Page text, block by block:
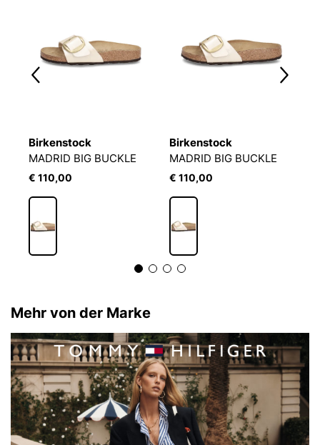
Birkenstock
MADRID BIG BUCKLE
€ 110,00
Birkenstock
MADRID BIG BUCKLE
€ 110,00
Mehr von der Marke